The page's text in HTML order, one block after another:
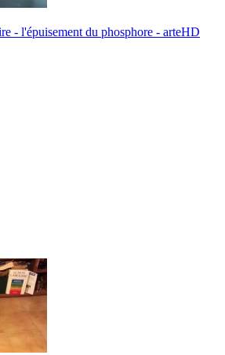
- l'épuisement du phosphore - arteHD